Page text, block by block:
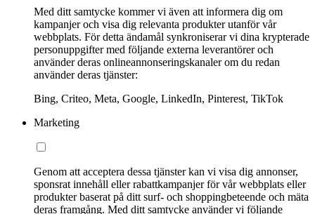
Med ditt samtycke kommer vi även att informera dig om
kampanjer och visa dig relevanta produkter utanför vår
webbplats. För detta ändamål synkroniserar vi dina krypterade
personuppgifter med följande externa leverantörer och
använder deras onlineannonseringskanaler om du redan
använder deras tjänster:
Bing, Criteo, Meta, Google, LinkedIn, Pinterest, TikTok
Marketing
Genom att acceptera dessa tjänster kan vi visa dig annonser,
sponsrat innehåll eller rabattkampanjer för vår webbplats eller
produkter baserat på ditt surf- och shoppingbeteende och mäta
deras framgång. Med ditt samtycke använder vi följande